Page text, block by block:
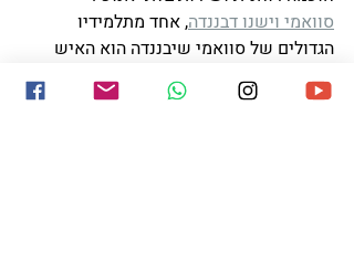
סוואמי וישנו דבננדה, אחד מתלמידיו
הגדולים של סוואמי שיבננדה הוא האיש
שהביא את תורתו של המורה למערב כאשר
נשלח על ידו לשם כך ב-1957.
סוואמי וישנו